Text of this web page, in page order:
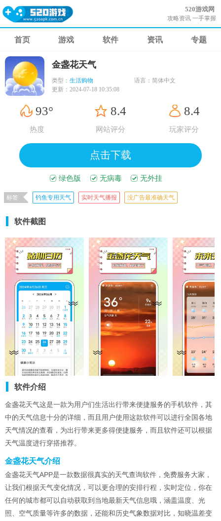
520游戏网
攻略资讯 一手掌握
首页 游戏 软件 资讯 专题
金盏花天气
类型： 生活购物 语言： 简体中文
更新： 2024-07-18 10:35:08
93°
热度
8.4
网站评分
8.4
玩家评分
点击下载
绿色版 无病毒 无外挂
标签 钓鱼专用天气 实时天气播报 没广告最准确天气
软件截图
软件介绍
金盏花天气这是一款为用户们生活出行带来便捷服务的手机软件，其
中的天气信息十分的详细，而且用户使用这款软件可以进行全国各地
天气情况的查看，为出行带来更多得便捷服务，而且软件还可以根据
天气温度进行穿搭推荐。
金盏花天气介绍
金盏花天气APP是一款数据很真实的天气查询软件，免费服务大家，
让我们根据天气变化情况，可以更合理的安排行程，实时定位，你在
任何的城市都可以自动获取到当地最新天气信息哦，涵盖温度、光
照、空气质量等许多的数据，还能和历史气象数据对比，知晓温差变